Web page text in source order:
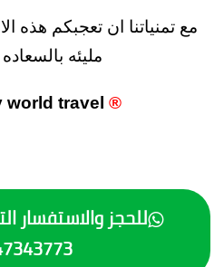
ان تعجبكم هذه الاماكن
مليئه بالسعاده والامان.
للحجز والاستفسار التواصل
05447343773